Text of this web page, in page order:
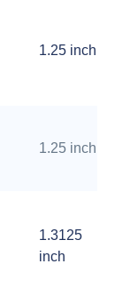
1.25 inch
1.25 inch
1.3125
inch